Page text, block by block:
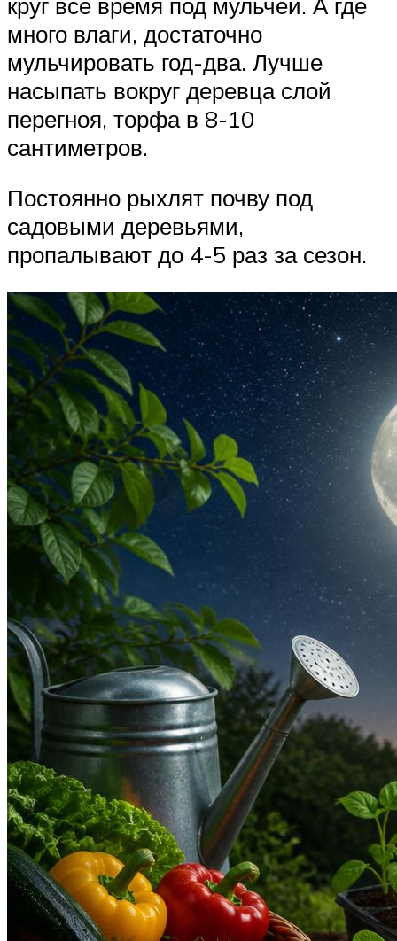
много влаги, достаточно
мульчировать год-два. Лучше
насыпать вокруг деревца слой
перегноя, торфа в 8-10
сантиметров.
Постоянно рыхлят почву под
садовыми деревьями,
пропалывают до 4-5 раз за сезон.